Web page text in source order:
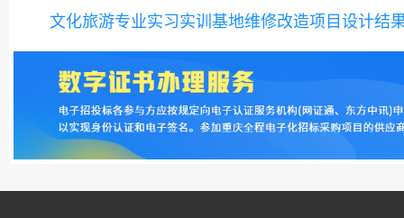
文化旅游专业实习实训基地维修改造项目设计结